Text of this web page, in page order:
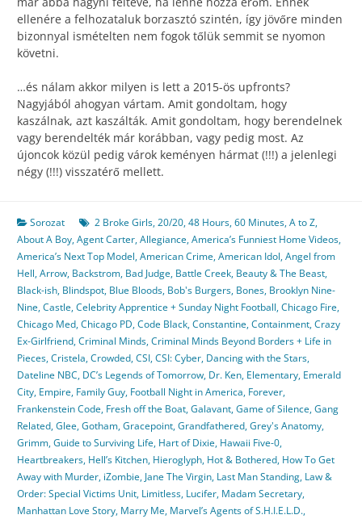
ellenére a felhozataluk borzasztó szintén, így jövőre minden
bizonnyal ismételten nem fogok tőlük semmit se nyomon
követni.
…és nálam akkor milyen is lett a 2015-ös upfronts?
Nagyjából ahogyan vártam. Amit gondoltam, hogy
kaszálnak, azt kaszálták. Amit gondoltam, hogy berendelnek
vagy berendelték már korábban, vagy pedig most. Az
újoncok közül pedig várok keményen hármat (!!!) a jelenlegi
négy (!!!) visszatérő mellett.
Sorozat 2 Broke Girls,20/20,48 Hours,60 Minutes,A to Z,
About A Boy,Agent Carter,Allegiance,America’s Funniest Home Videos,
America’s Next Top Model,American Crime,American Idol,Angel from
Hell,Arrow, Backstrom, Bad Judge, Battle Creek, Beauty & The Beast,
Black-ish, Blindspot, Blue Bloods, Bob's Burgers, Bones, Brooklyn Nine-
Nine,Castle,Celebrity Apprentice + Sunday Night Football,Chicago Fire,
Chicago Med,Chicago PD,Code Black,Constantine,Containment,Crazy
Ex-Girlfriend,Criminal Minds,Criminal Minds Beyond Borders + Life in
Pieces,Cristela,Crowded,CSI,CSI: Cyber, Dancing with the Stars,
Dateline NBC, DC’s Legends of Tomorrow, Dr. Ken, Elementary, Emerald
City, Empire, Family Guy, Football Night in America, Forever,
Frankenstein Code, Fresh off the Boat,Galavant,Game of Silence,Gang
Related,Glee,Gotham,Gracepoint,Grandfathered,Grey's Anatomy,
Grimm,Guide to Surviving Life, Hart of Dixie, Hawaii Five-0,
Heartbreakers, Hell’s Kitchen, Hieroglyph, Hot & Bothered, How To Get
Away with Murder, iZombie,Jane The Virgin, Last Man Standing, Law &
Order: Special Victims Unit, Limitless, Lucifer, Madam Secretary,
Manhattan Love Story, Marry Me, Marvel’s Agents of S.H.I.E.L.D.,